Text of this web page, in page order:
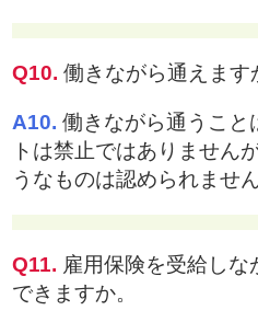
Q10. 働きながら通えます
A10. 働きながら通うこと
トは禁止ではありません
うなものは認められません
Q11. 雇用保険を受給し
できますか。